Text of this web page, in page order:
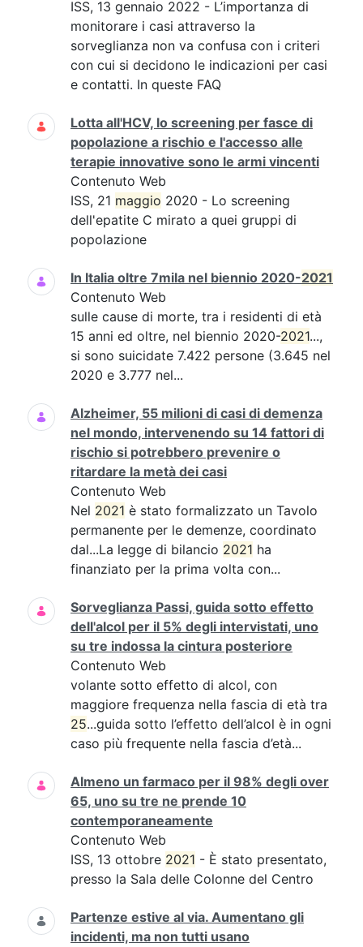
ISS, 13 gennaio 2022 - L’importanza di
monitorare i casi attraverso la
sorveglianza non va confusa con i criteri
con cui si decidono le indicazioni per casi
e contatti. In queste FAQ
Lotta all'HCV, lo screening per fasce di
popolazione a rischio e l'accesso alle
terapie innovative sono le armi vincenti
Contenuto Web
ISS, 21 maggio 2020 - Lo screening
dell'epatite C mirato a quei gruppi di
popolazione
In Italia oltre 7mila nel biennio 2020-2021
Contenuto Web
sulle cause di morte, tra i residenti di età
15 anni ed oltre, nel biennio 2020-2021...,
si sono suicidate 7.422 persone (3.645 nel
2020 e 3.777 nel...
Alzheimer, 55 milioni di casi di demenza
nel mondo, intervenendo su 14 fattori di
rischio si potrebbero prevenire o
ritardare la metà dei casi
Contenuto Web
Nel 2021 è stato formalizzato un Tavolo
permanente per le demenze, coordinato
dal...La legge di bilancio 2021 ha
finanziato per la prima volta con...
Sorveglianza Passi, guida sotto effetto
dell'alcol per il 5% degli intervistati, uno
su tre indossa la cintura posteriore
Contenuto Web
volante sotto effetto di alcol, con
maggiore frequenza nella fascia di età tra
25...guida sotto l’effetto dell’alcol è in ogni
caso più frequente nella fascia d’età...
Almeno un farmaco per il 98% degli over
65, uno su tre ne prende 10
contemporaneamente
Contenuto Web
ISS, 13 ottobre 2021 - È stato presentato,
presso la Sala delle Colonne del Centro
Partenze estive al via. Aumentano gli
incidenti, ma non tutti usano